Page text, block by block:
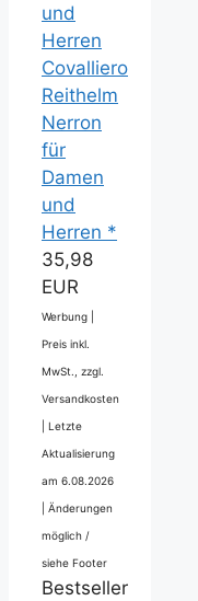
Covalliero
Reithelm
Nerron
für
Damen
und
Herren *
35,98
EUR
Werbung |
Preis inkl.
MwSt., zzgl.
Versandkosten
Letzte
Aktualisierung
am 6.08.2026
Änderungen
möglich /
siehe Footer
Bestseller